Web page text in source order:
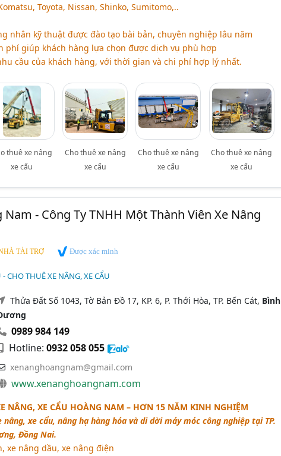
Toyota, Nissan, Shinko, Sumitomo,..
nhân kỹ thuật được đào tạo bài bản, chuyên nghiệp lâu năm
giúp khách hàng lựa chọn được dịch vụ phù hợp
cầu của khách hàng, với thời gian và chi phí hợp lý nhất.
thuê xe nâng
xe cẩu
Cho thuê xe nâng
xe cẩu
Cho thuê xe nâng
xe cẩu
Cho thuê xe nâng
xe cẩu
- Công Ty TNHH Một Thành Viên Xe Nâng
TÀI TRỢ Được xác minh
- CHO THUÊ XE NÂNG, XE CẨU
Thửa Đất Số 1043, Tờ Bản Đồ 17, KP. 6, P. Thới Hòa, TP. Bến Cát, Bình
0989 984 149
Hotline: 0932 058 055
xenanghoangnam@gmail.com
www.xenanghoangnam.com
NÂNG, XE CẨU HOÀNG NAM – HƠN 15 NĂM KINH NGHIỆM
nâng, xe cẩu, nâng hạ hàng hóa và di dời máy móc công nghiệp tại TP.
Đồng Nai.
xe nâng dầu, xe nâng điện